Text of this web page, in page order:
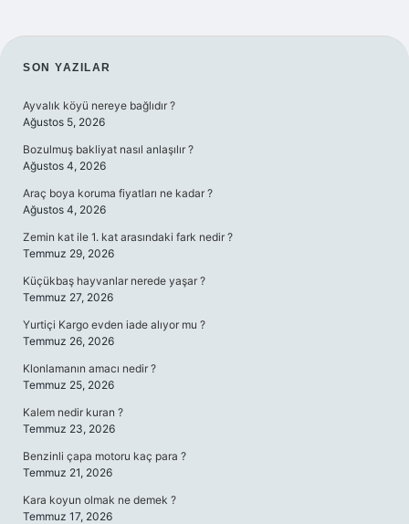
SIDEBAR
SON YAZILAR
Ayvalık köyü nereye bağlıdır ?
Ağustos 5, 2026
Bozulmuş bakliyat nasıl anlaşılır ?
Ağustos 4, 2026
Araç boya koruma fiyatları ne kadar ?
Ağustos 4, 2026
Zemin kat ile 1. kat arasındaki fark nedir ?
Temmuz 29, 2026
Küçükbaş hayvanlar nerede yaşar ?
Temmuz 27, 2026
Yurtiçi Kargo evden iade alıyor mu ?
Temmuz 26, 2026
Klonlamanın amacı nedir ?
Temmuz 25, 2026
Kalem nedir kuran ?
Temmuz 23, 2026
Benzinli çapa motoru kaç para ?
Temmuz 21, 2026
Kara koyun olmak ne demek ?
Temmuz 17, 2026